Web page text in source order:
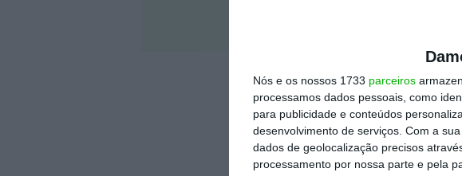
Nós e os nossos 1733 parceiros
processamos dados pessoais, como
para publicidade e conteúdos
desenvolvimento de serviços. Com a
dados de geolocalização precisos
processamento por nossa parte e pela